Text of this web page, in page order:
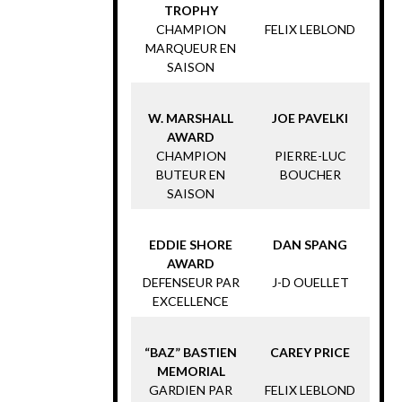
TROPHY
CHAMPION
MARQUEUR EN
SAISON
FELIX LEBLOND
W. MARSHALL
AWARD
CHAMPION
BUTEUR EN
SAISON
JOE PAVELKI
PIERRE-LUC
BOUCHER
EDDIE SHORE
AWARD
DEFENSEUR PAR
EXCELLENCE
DAN SPANG
J-D OUELLET
“BAZ” BASTIEN
MEMORIAL
GARDIEN PAR
CAREY PRICE
FELIX LEBLOND